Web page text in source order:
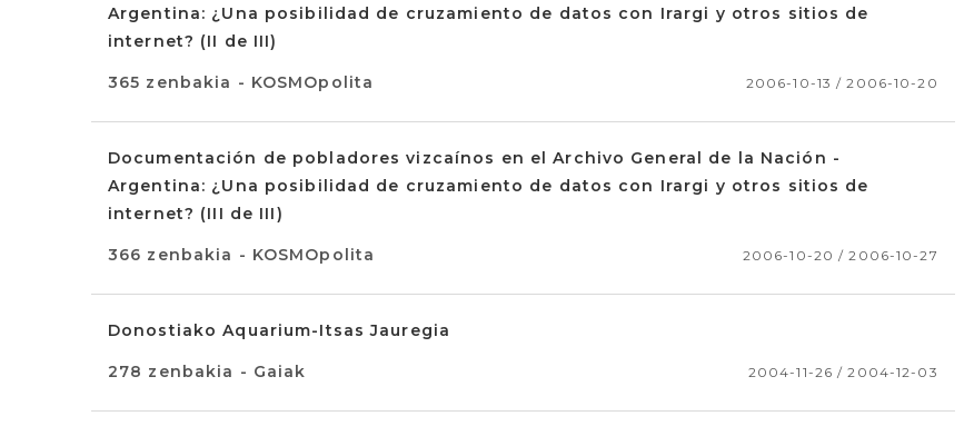
Argentina: ¿Una posibilidad de cruzamiento de datos con Irargi y otros sitios de
internet? (II de III)
365 zenbakia - KOSMOpolita 2006-10-13 / 2006-10-20
Documentación de pobladores vizcaínos en el Archivo General de la Nación -
Argentina: ¿Una posibilidad de cruzamiento de datos con Irargi y otros sitios de
internet? (III de III)
366 zenbakia - KOSMOpolita 2006-10-20 / 2006-10-27
Donostiako Aquarium-Itsas Jauregia
278 zenbakia - Gaiak 2004-11-26 / 2004-12-03